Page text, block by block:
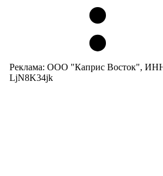
Реклама: ООО "Каприс Восток",
LjN8K34jk